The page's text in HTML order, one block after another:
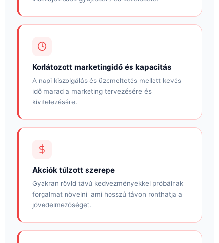
Korlátozott marketingidő és kapacitás
A napi kiszolgálás és üzemeltetés mellett kevés
idő marad a marketing tervezésére és
kivitelezésére.
Akciók túlzott szerepe
Gyakran rövid távú kedvezményekkel próbálnak
forgalmat növelni, ami hosszú távon ronthatja a
jövedelmezőséget.